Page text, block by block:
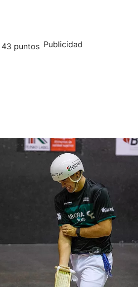
43 puntos Publicidad